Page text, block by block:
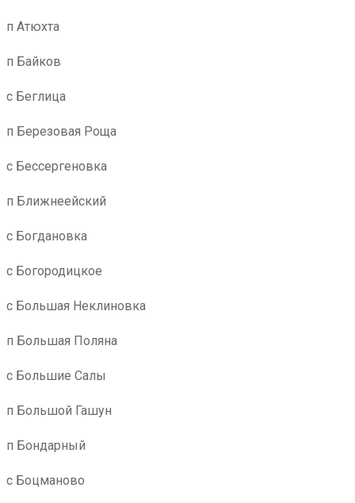
п Атюхта
п Байков
с Беглица
п Березовая Роща
с Бессергеновка
п Ближнеейский
с Богдановка
с Богородицкое
с Большая Неклиновка
п Большая Поляна
с Большие Салы
п Большой Гашун
п Бондарный
с Боцманово